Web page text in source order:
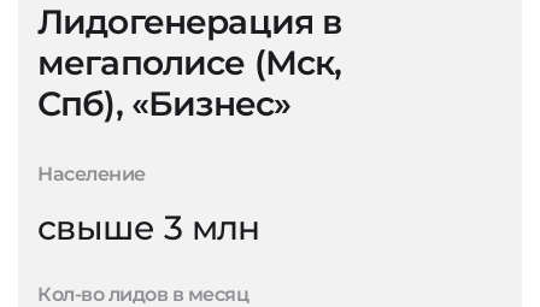
Лидогенерация в
мегаполисе (Мск,
Спб), «Бизнес»
Население
свыше 3 млн
Кол-во лидов в месяц